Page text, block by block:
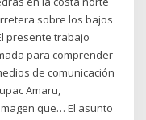
sobre los bajos
presente trabajo
para comprender
de comunicación
Amaru,
que… El asunto